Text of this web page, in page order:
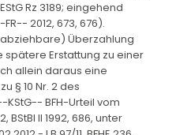
Rz 3189; eingehend
2012, 673, 676).
Überzahlung
Erstattung zu einer
allein daraus eine
§ 10 Nr. 2 des
BFH-Urteil vom
BStBl II 1992, 686, unter